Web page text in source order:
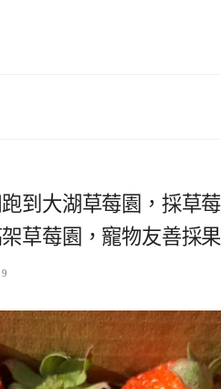
到大湖草莓園，採草
草莓園，寵物友善採